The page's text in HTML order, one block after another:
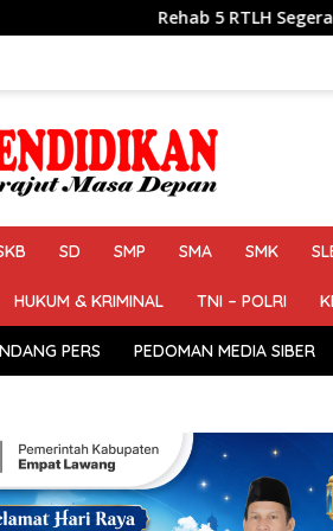
5 RTLH Segera Rampung,
SD SMP SMA SMK
HUKUM & KRIMINAL TNI – POLRI
PERS PEDOMAN MEDIA SIBER